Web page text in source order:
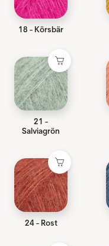
18 - Körsbär
21 -
Salviagrön
24 - Rost